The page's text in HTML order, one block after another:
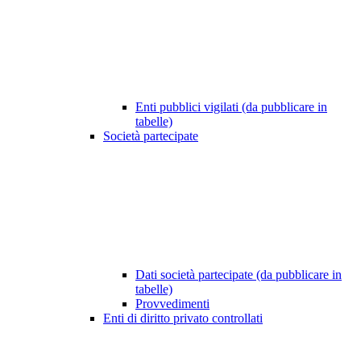
Enti pubblici vigilati (da pubblicare in
tabelle)
Società partecipate
Dati società partecipate (da pubblicare in
tabelle)
Provvedimenti
Enti di diritto privato controllati